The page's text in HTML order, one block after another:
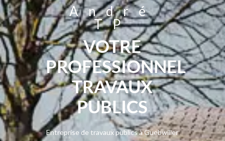
André
TP
VOTRE
PROFESSIONNEL
TRAVAUX
PUBLICS
Entreprise de travaux publics à Guebwiller